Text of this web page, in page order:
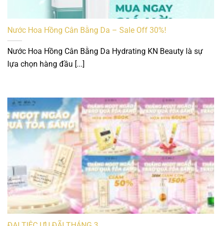
Nước Hoa Hồng Cân Bằng Da – Sale Off 30%!
Nước Hoa Hồng Cân Bằng Da Hydrating KN Beauty là sự
lựa chọn hàng đầu [...]